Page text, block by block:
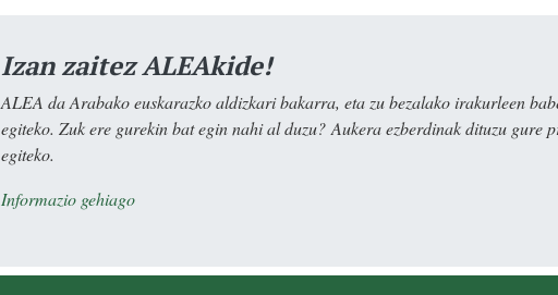
Izan zaitez ALEAkide!
ALEA da Arabako euskarazko aldizkari bakarra, eta zu bezalako irakurleen
egiteko. Zuk ere gurekin bat egin nahi al duzu? Aukera ezberdinak dituzu gure
egiteko.
Informazio gehiago